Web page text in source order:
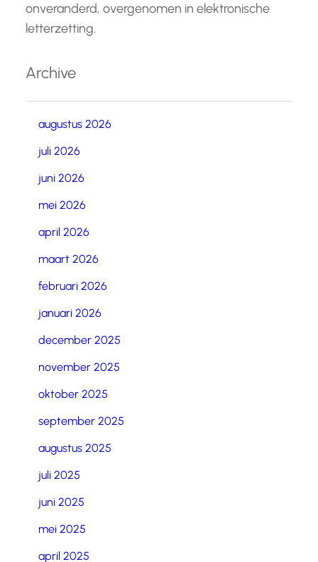
onveranderd, overgenomen in elektronische
letterzetting.
Archive
augustus 2026
juli 2026
juni 2026
mei 2026
april 2026
maart 2026
februari 2026
januari 2026
december 2025
november 2025
oktober 2025
september 2025
augustus 2025
juli 2025
juni 2025
mei 2025
april 2025